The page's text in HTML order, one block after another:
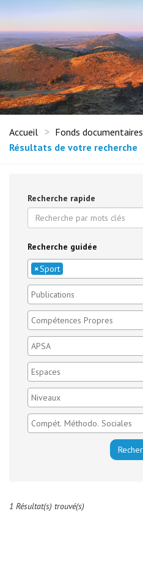
Accueil
Fonds documentaires
Résultats de votre recherche
Recherche rapide
Recherche guidée
×Sport
1 Résultat(s) trouvé(s)